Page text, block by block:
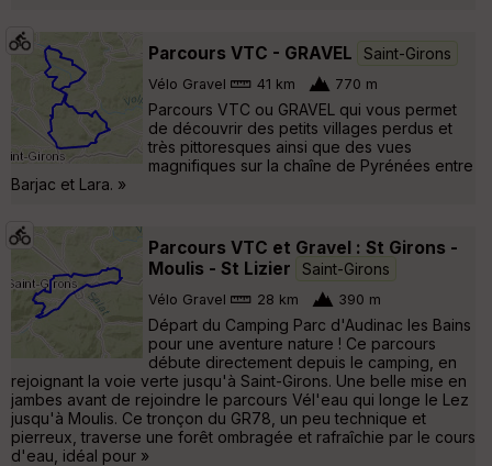
Parcours VTC - GRAVEL Saint-Girons
Vélo Gravel 41 km 770 m
Parcours VTC ou GRAVEL qui vous permet
de découvrir des petits villages perdus et
très pittoresques ainsi que des vues
magnifiques sur la chaîne de Pyrénées entre
Barjac et Lara. »
Parcours VTC et Gravel : St Girons -
Moulis - St Lizier
Saint-Girons
Vélo Gravel 28 km 390 m
Départ du Camping Parc d'Audinac les Bains
pour une aventure nature ! Ce parcours
débute directement depuis le camping, en
rejoignant la voie verte jusqu'à Saint-Girons. Une belle mise en
jambes avant de rejoindre le parcours Vél'eau qui longe le Lez
jusqu'à Moulis. Ce tronçon du GR78, un peu technique et
pierreux, traverse une forêt ombragée et rafraîchie par le cours
d'eau, idéal pour »